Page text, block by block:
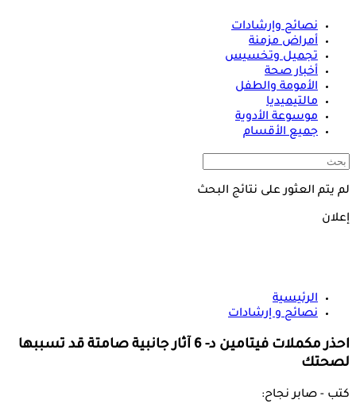
نصائح وإرشادات
أمراض مزمنة
تجميل وتخسيس
أخبار صحة
الأمومة والطفل
مالتيميديا
موسوعة الأدوية
جميع الأقسام
لم يتم العثور على نتائج البحث
إعلان
الرئيسية
نصائح و إرشادات
احذر مكملات فيتامين د- 6 آثار جانبية صامتة قد تسببها
لصحتك
كتب - صابر نجاح: